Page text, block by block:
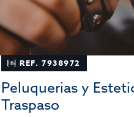
REF. 7938972
Peluquerias y
Traspaso